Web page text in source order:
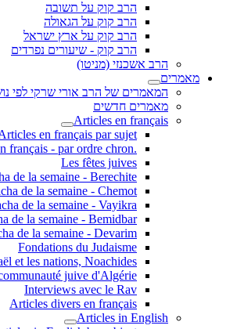
הרב קוק על תשובה
הרב קוק על הגאולה
הרב קוק על ארץ ישראל
הרב קוק - שיעורים נפרדים
הרב אשכנזי (מניטו)
מאמרים
המאמרים של הרב אורי שרקי לפי
מאמרים חדשים
Articles en français
en français par sujet
.Articles en français - par ordre chron
Les fêtes juives
de la semaine - Berechite
de la semaine - Chemot
de la semaine - Vayikra
de la semaine - Bemidbar
de la semaine - Devarim
Fondations du Judaisme
et les nations, Noachides
juive d'Algérie
Interviews avec le Rav
Articles divers en français
Articles in English